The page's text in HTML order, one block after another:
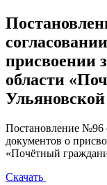
присвоении
области
Постановление №96
документов о
«Почётный
Скачать